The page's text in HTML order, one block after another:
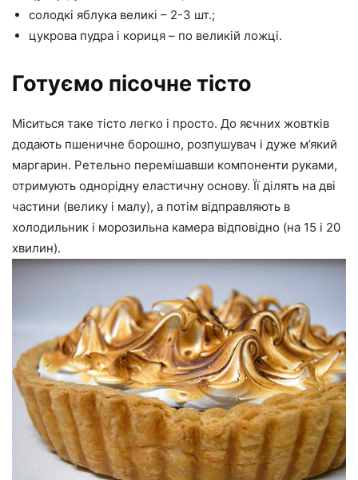
солодкі яблука великі – 2-3 шт.;
цукрова пудра і кориця – по великій ложці.
Готуємо пісочне тісто
Міситься таке тісто легко і просто. До яєчних жовтків
додають пшеничне борошно, розпушувач і дуже м’який
маргарин. Ретельно перемішавши компоненти руками,
отримують однорідну еластичну основу. Її ділять на дві
частини (велику і малу), а потім відправляють в
холодильник і морозильна камера відповідно (на 15 і 20
хвилин).